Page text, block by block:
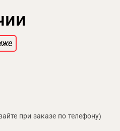
при заказе по телефону)